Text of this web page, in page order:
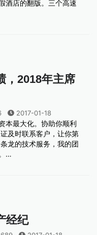
酒店的翻版。三个高速
，2018年主席
2017-01-18
本最大化。协助你顺利
及时联系客户，让你第
龙的技术服务，我的团
…
经纪